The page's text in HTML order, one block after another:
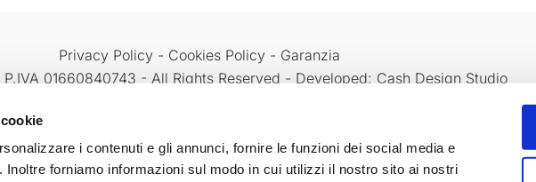
i contenuti e gli annunci, fornire le funzioni dei social media e
forniamo informazioni sul modo in cui utilizzi il nostro sito ai nostri
Privacy Policy - Cookies Policy - Garanzia
01660840743 - All Rights Reserved - Developed: Cash Design Studio